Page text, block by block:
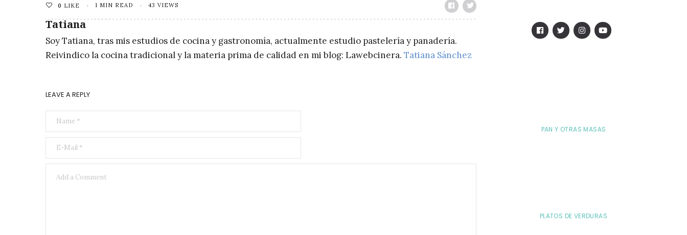
0 LIKE 1 MIN READ 43 VIEWS
Tatiana
Soy Tatiana, tras mis estudios de cocina y gastronomía, actualmente estudio pastelería y panadería.
Reivindico la cocina tradicional y la materia prima de calidad en mi blog: Lawebcinera. Tatiana Sánchez
LEAVE A REPLY
PAN Y OTRAS MASAS
PLATOS DE VERDURAS